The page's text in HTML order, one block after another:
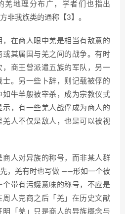
羌地理分布广，学者们也指出
非我族类的通称【3】。
在商人眼中羌是相当有敌意的
或其属国与羌之间的战争。有时
，商王曾派遣五族的军队，另一
士。另一些卜辞，则记载被俘的
牛羊般被宰杀，成为宗教仪式
，有一些羌人战俘成为商人的
人不仅是敌人，也是可以被视
人对异族的称号，而非某人群
，羌有时也写做 ——形如一个被
带有污蠛意味的称号，不应是
人克商之后「羌」在历史文献
明「羌」只是商人的异族概念与